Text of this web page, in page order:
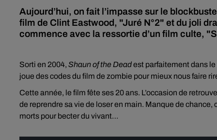
Aujourd’hui, on fait l’impasse sur le
film de Clint Eastwood, "Juré N°2" et du joli
commence avec la ressortie d’un film culte,
Sorti en 2004, Shaun of the Deadest parfaitement dans
joue des codes du film de zombie pour mieux nous faire
Cette année, le film fête ses 20 ans. L’occasion de
de reprendre sa vie de loser en main. Manque de chance,
morts pour becter du vivant…